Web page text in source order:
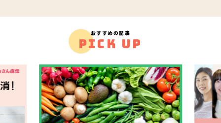
おすすめの記事
PICK UP